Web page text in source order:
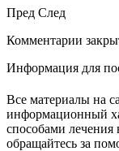
Пред След
Комментарии
Информация для
Все материалы на
информационный
способами лечения
обращайтесь за